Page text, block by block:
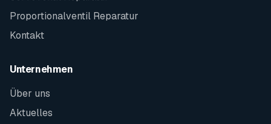
Proportionalventil Reparatur
Kontakt
Unternehmen
Über uns
Aktuelles